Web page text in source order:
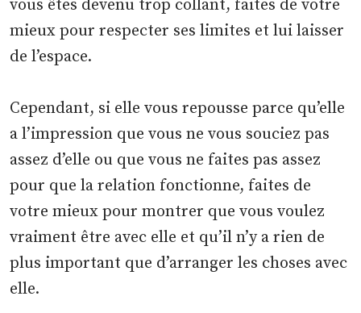
vous êtes devenu trop collant, faites de votre
mieux pour respecter ses limites et lui laisser
de l’espace.
Cependant, si elle vous repousse parce qu’elle
a l’impression que vous ne vous souciez pas
assez d’elle ou que vous ne faites pas assez
pour que la relation fonctionne, faites de
votre mieux pour montrer que vous voulez
vraiment être avec elle et qu’il n’y a rien de
plus important que d’arranger les choses avec
elle.